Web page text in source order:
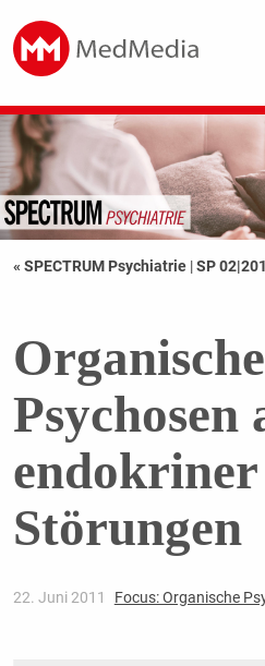
« SPECTRUM Psychiatrie |SP
Organische
endokriner
Störungen
22. Juni 2011 Focus: Organische